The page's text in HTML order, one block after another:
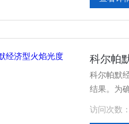
科尔帕
科尔帕默
结果。为
访问次数：